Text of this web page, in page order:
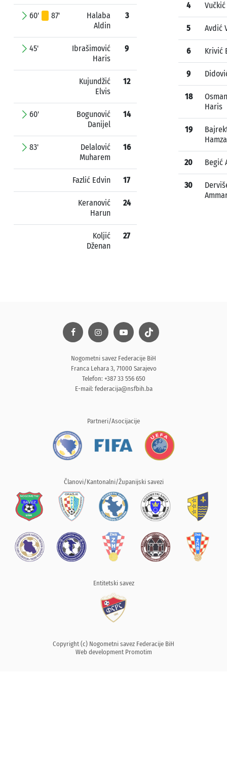
60' 87'
Halaba
Aldin
3
45'
Ibrašimović
Haris
9
Kujundžić
Elvis
12
60'
Bogunović
Danijel
14
83'
Delalović
Muharem
16
Fazlić Edvin 17
Keranović
Harun
24
Koljić
Dženan
27
4
5 Avdić
6 Krivić
9
18
Haris
19
Hamza
20 Begić
30
Nogometni savez Federacije BiH
Franca Lehara 3, 71000 Sarajevo
Telefon: +387 33 556 650
E-mail: federacija@nsfbih.ba
Partneri/Asocijacije
Članovi/Kantonalni/Županijski savezi
Entitetski savez
Copyright (c) Nogometni savez Federacije BiH
Web development Promotim